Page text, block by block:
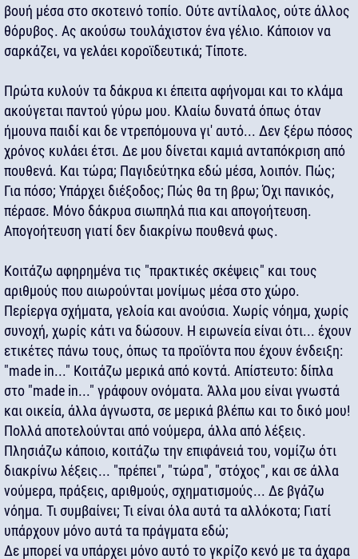
βουή μέσα στο σκοτεινό τοπίο. Ούτε αντίλαλος, ούτε άλλος
θόρυβος. Ας ακούσω τουλάχιστον ένα γέλιο. Κάποιον να
σαρκάζει, να γελάει κοροϊδευτικά; Τίποτε.
Πρώτα κυλούν τα δάκρυα κι έπειτα αφήνομαι και το κλάμα
ακούγεται παντού γύρω μου. Κλαίω δυνατά όπως όταν
ήμουνα παιδί και δε ντρεπόμουνα γι' αυτό... Δεν ξέρω πόσος
χρόνος κυλάει έτσι. Δε μου δίνεται καμιά ανταπόκριση από
πουθενά. Και τώρα; Παγιδεύτηκα εδώ μέσα, λοιπόν. Πώς;
Για πόσο; Υπάρχει διέξοδος; Πώς θα τη βρω; Όχι πανικός,
πέρασε. Μόνο δάκρυα σιωπηλά πια και απογοήτευση.
Απογοήτευση γιατί δεν διακρίνω πουθενά φως.
Κοιτάζω αφηρημένα τις "πρακτικές σκέψεις" και τους
αριθμούς που αιωρούνται μονίμως μέσα στο χώρο.
Περίεργα σχήματα, γελοία και ανούσια. Χωρίς νόημα, χωρίς
συνοχή, χωρίς κάτι να δώσουν. Η ειρωνεία είναι ότι... έχουν
ετικέτες πάνω τους, όπως τα προϊόντα που έχουν ένδειξη:
"made in..." Κοιτάζω μερικά από κοντά. Απίστευτο: δίπλα
στο "made in..." γράφουν ονόματα. Άλλα μου είναι γνωστά
και οικεία, άλλα άγνωστα, σε μερικά βλέπω και το δικό μου!
Πολλά αποτελούνται από νούμερα, άλλα από λέξεις.
Πλησιάζω κάποιο, κοιτάζω την επιφάνειά του, νομίζω ότι
διακρίνω λέξεις... "πρέπει", "τώρα", "στόχος", και σε άλλα
νούμερα, πράξεις, αριθμούς, σχηματισμούς... Δε βγάζω
νόημα. Τι συμβαίνει; Τι είναι όλα αυτά τα αλλόκοτα; Γιατί
υπάρχουν μόνο αυτά τα πράγματα εδώ;
Δε μπορεί να υπάρχει μόνο αυτό το γκρίζο κενό με τα άχαρα